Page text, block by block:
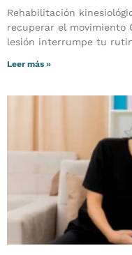
Rehabilitación
recuperar el movimiento
lesión interrumpe tu
Leer más »